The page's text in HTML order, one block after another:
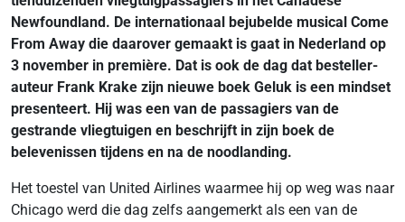
Newfoundland. De internationaal bejubelde musical Come
From Away die daarover gemaakt is gaat in Nederland op
3 november in première. Dat is ook de dag dat besteller-
auteur Frank Krake zijn nieuwe boek Geluk is een mindset
presenteert. Hij was een van de passagiers van de
gestrande vliegtuigen en beschrijft in zijn boek de
belevenissen tijdens en na de noodlanding.
Het toestel van United Airlines waarmee hij op weg was naar
Chicago werd die dag zelfs aangemerkt als een van de